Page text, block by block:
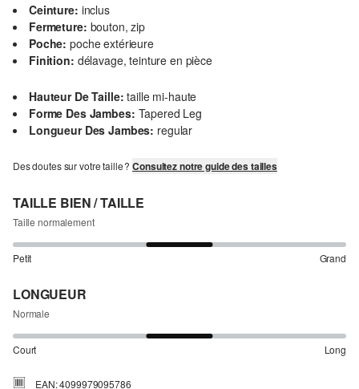
Ceinture: inclus
Fermeture: bouton, zip
Poche: poche extérieure
Finition: délavage, teinture en pièce
Hauteur De Taille: taille mi-haute
Forme Des Jambes: Tapered Leg
Longueur Des Jambes: regular
Des doutes sur votre taille ?Consultez notre guide des tailles
TAILLE BIEN / TAILLE
Taille normalement
Petit Grand
LONGUEUR
Normale
Court Long
EAN: 4099979095786